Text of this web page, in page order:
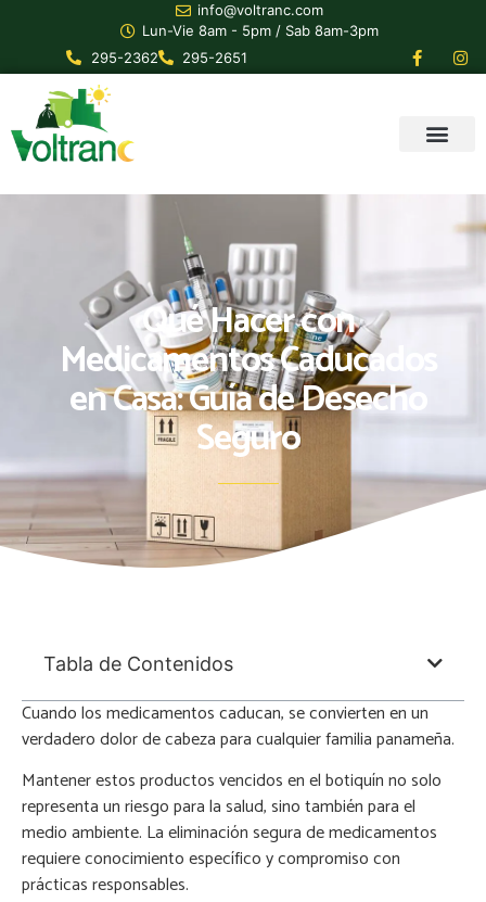
info@voltranc.com
Lun-Vie 8am - 5pm / Sab 8am-3pm
295-2362
295-2651
Qué Hacer con
Medicamentos Caducados
en Casa: Guía de Desecho
Seguro
Tabla de Contenidos
Cuando los medicamentos caducan, se convierten en un
verdadero dolor de cabeza para cualquier familia panameña.
Mantener estos productos vencidos en el botiquín no solo
representa un riesgo para la salud, sino también para el
medio ambiente. La eliminación segura de medicamentos
requiere conocimiento específico y compromiso con
prácticas responsables.